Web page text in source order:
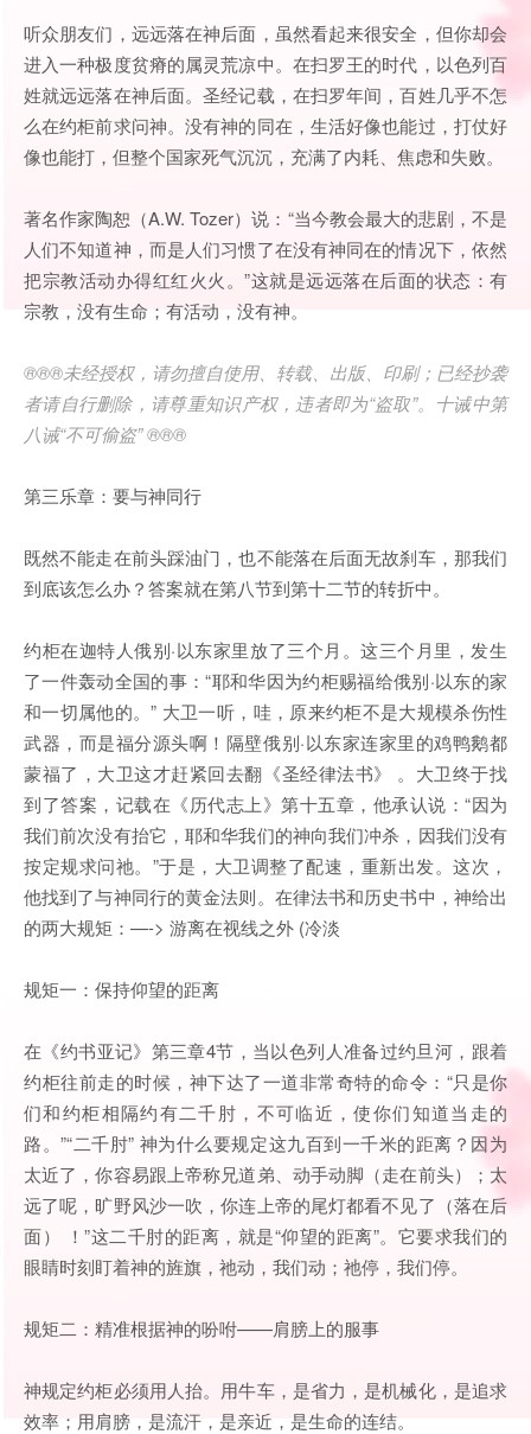
听众朋友们，远远落在神后面，虽然看起来很安全，但你却会
进入一种极度贫瘠的属灵荒凉中。在扫罗王的时代，以色列百
姓就远远落在神后面。圣经记载，在扫罗年间，百姓几乎不怎
么在约柜前求问神。没有神的同在，生活好像也能过，打仗好
像也能打，但整个国家死气沉沉，充满了内耗、焦虑和失败。
著名作家陶恕（A.W. Tozer）说：“当今教会最大的悲剧，不是
人们不知道神，而是人们习惯了在没有神同在的情况下，依然
把宗教活动办得红红火火。”这就是远远落在后面的状态：有
宗教，没有生命；有活动，没有神。
®®®未经授权，请勿擅自使用、转载、出版、印刷；已经抄袭
者请自行删除，请尊重知识产权，违者即为“盗取”。十诫中第
八诫“不可偷盗” ®®®
第三乐章：要与神同行
既然不能走在前头踩油门，也不能落在后面无故刹车，那我们
到底该怎么办？答案就在第八节到第十二节的转折中。
约柜在迦特人俄别·以东家里放了三个月。这三个月里，发生
了一件轰动全国的事：“耶和华因为约柜赐福给俄别·以东的家
和一切属他的。” 大卫一听，哇，原来约柜不是大规模杀伤性
武器，而是福分源头啊！隔壁俄别·以东家连家里的鸡鸭鹅都
蒙福了，大卫这才赶紧回去翻《圣经律法书》 。大卫终于找
到了答案，记载在《历代志上》第十五章，他承认说：“因为
我们前次没有抬它，耶和华我们的神向我们冲杀，因我们没有
按定规求问祂。”于是，大卫调整了配速，重新出发。这次，
他找到了与神同行的黄金法则。在律法书和历史书中，神给出
的两大规矩：—-> 游离在视线之外 (冷淡
规矩一：保持仰望的距离
在《约书亚记》第三章4节，当以色列人准备过约旦河，跟着
约柜往前走的时候，神下达了一道非常奇特的命令：“只是你
们和约柜相隔约有二千肘，不可临近，使你们知道当走的
路。”“二千肘” 神为什么要规定这九百到一千米的距离？因为
太近了，你容易跟上帝称兄道弟、动手动脚（走在前头）；太
远了呢，旷野风沙一吹，你连上帝的尾灯都看不见了（落在后
面） ！”这二千肘的距离，就是“仰望的距离”。它要求我们的
眼睛时刻盯着神的旌旗，祂动，我们动；祂停，我们停。
规矩二：精准根据神的吩咐——肩膀上的服事
神规定约柜必须用人抬。用牛车，是省力，是机械化，是追求
效率；用肩膀，是流汗，是亲近，是生命的连结。